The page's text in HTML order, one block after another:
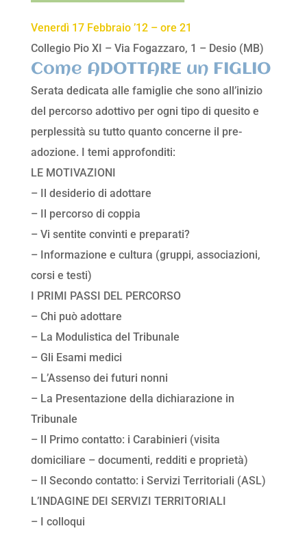
Venerdì 17 Febbraio ’12 – ore 21
Collegio Pio XI – Via Fogazzaro, 1 – Desio (MB)
Come ADOTTARE un FIGLIO
Serata dedicata alle famiglie che sono all’inizio
del percorso adottivo per ogni tipo di quesito e
perplessità su tutto quanto concerne il pre-
adozione. I temi approfonditi:
LE MOTIVAZIONI
– Il desiderio di adottare
– Il percorso di coppia
– Vi sentite convinti e preparati?
– Informazione e cultura (gruppi, associazioni,
corsi e testi)
I PRIMI PASSI DEL PERCORSO
– Chi può adottare
– La Modulistica del Tribunale
– Gli Esami medici
– L’Assenso dei futuri nonni
– La Presentazione della dichiarazione in
Tribunale
– Il Primo contatto: i Carabinieri (visita
domiciliare – documenti, redditi e proprietà)
– Il Secondo contatto: i Servizi Territoriali (ASL)
L’INDAGINE DEI SERVIZI TERRITORIALI
– I colloqui